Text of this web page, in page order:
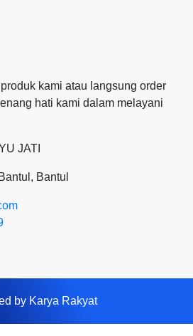
kami atau langsung order
hati kami dalam melayani
JATI
Bantul
by Karya Rakyat